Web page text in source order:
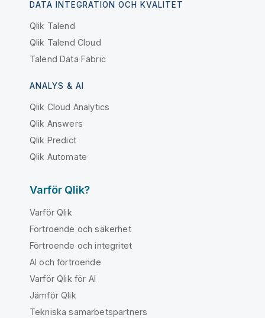
DATA INTEGRATION OCH KVALITET
Qlik Talend
Qlik Talend Cloud
Talend Data Fabric
ANALYS & AI
Qlik Cloud Analytics
Qlik Answers
Qlik Predict
Qlik Automate
Varför Qlik?
Varför Qlik
Förtroende och säkerhet
Förtroende och integritet
AI och förtroende
Varför Qlik för AI
Jämför Qlik
Tekniska samarbetspartners